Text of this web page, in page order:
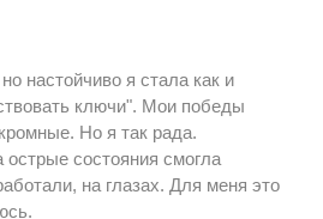
настойчиво я стала как и
ключи". Мои победы
Но я так рада.
острые состояния смогла
на глазах. Для меня это